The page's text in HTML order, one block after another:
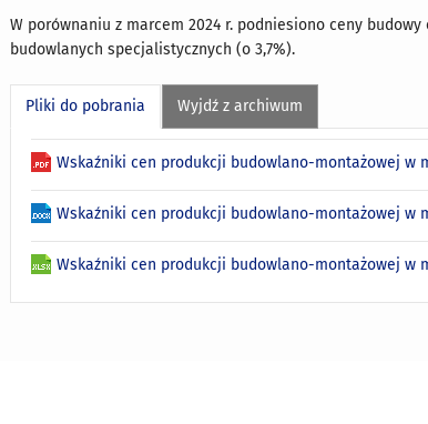
W porównaniu z marcem 2024 r. podniesiono ceny
budowlanych specjalistycznych (o 3,7%).
Pliki do pobrania Wyjdź z archiwum
Wskaźniki cen produkcji budowlano-montażowej w
Wskaźniki cen produkcji budowlano-montażowej w
Wskaźniki cen produkcji budowlano-montażowej w